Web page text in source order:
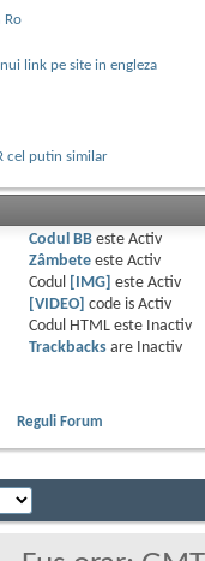
Ro
link pe site in engleza
cel putin similar
Codul BBeste Activ
Zâmbeteeste Activ
Codul
[IMG] este Activ
[VIDEO]
code is Activ
Codul HTML este
Inactiv
Trackbacksare
Inactiv
Reguli Forum